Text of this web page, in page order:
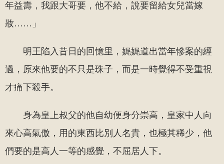
年益壽，我跟大哥要，他不給，說要留給女兒當嫁
妝……」
明王陷入昔日的回憶里，娓娓道出當年慘案的經
過，原來他要的不只是珠子，而是一時覺得不受重視
才痛下殺手。
身為皇上叔父的他自幼便身分崇高，皇家中人向
來心高氣傲，用的東西比別人名貴，也極其稀少，他
們要的是高人一等的感覺，不屈居人下。